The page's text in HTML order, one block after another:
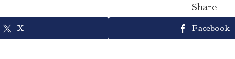
Share
X Facebook